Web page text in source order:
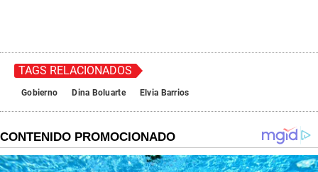
TAGS RELACIONADOS
Gobierno Dina Boluarte Elvia Barrios